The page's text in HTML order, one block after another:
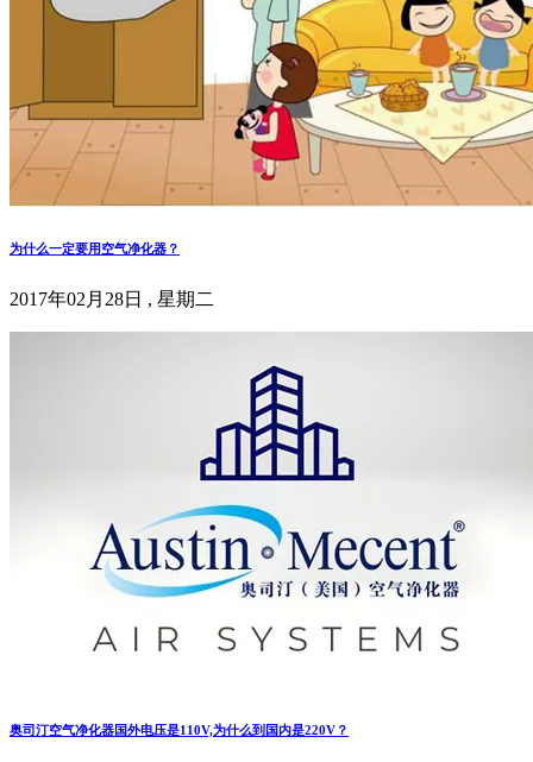
为什么一定要用空气净化器？
2017年02月28日 , 星期二
奥司汀空气净化器国外电压是110V,为什么到国内是220V？